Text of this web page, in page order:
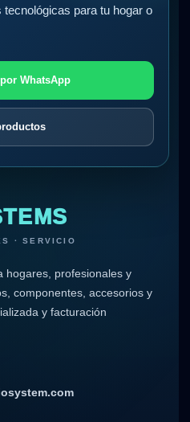
tecnológicas para tu hogar o
WhatsApp
· SERVICIO
hogares, profesionales y
componentes, accesorios y
y facturación